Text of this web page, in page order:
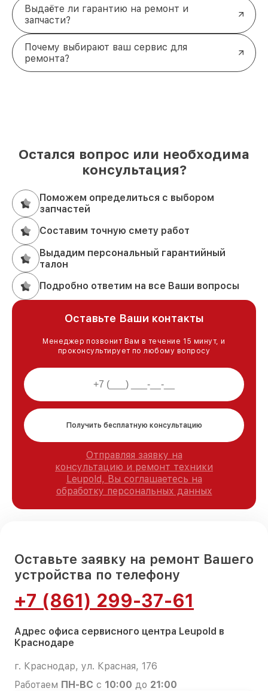
Выдаёте ли гарантию на ремонт и
запчасти?
Почему выбирают ваш сервис для
ремонта?
Остался вопрос или необходима
консультация?
Поможем определиться с выбором
запчастей
Составим точную смету работ
Выдадим персональный гарантийный
талон
Подробно ответим на все Ваши вопросы
Оставьте Ваши контакты
Менеджер позвонит Вам в течение 15 минут, и
проконсультирует по любому вопросу
Получить бесплатную консультацию
Отправляя заявку на
консультацию и ремонт техники
Leupold, Вы соглашаетесь на
обработку персональных данных
Оставьте заявку на ремонт Вашего
устройства по телефону
+7 (861) 299-37-61
Адрес офиса сервисного центра Leupold в
Краснодаре
г. Краснодар, ул. Красная, 176
Работаем ПН-ВС с 10:00 до 21:00